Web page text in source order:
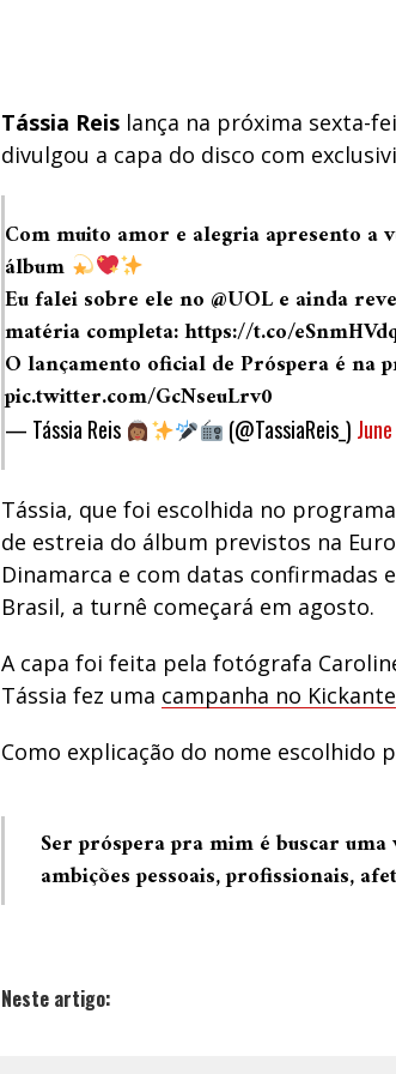
Tássia Reis lança na próxima sexta-
divulgou a capa do disco com
Com muito amor e alegria apresento a
álbum
Eu falei sobre ele no @UOLe ainda
matéria completa:https://t.co/
O lançamento oficial de Próspera é na
pic.twitter.com/GcNseuLrv0
— Tássia Reis (@TassiaReis_)
Tássia, que foi escolhida no
de estreia do álbum previstos na
Dinamarca e com datas confirmadas
Brasil, a turnê começará em agosto.
A capa foi feita pela fotógrafa
Tássia fez uma campanha no Kickante
Como explicação do nome escolhido
Ser próspera pra mim é buscar
ambições pessoais, profissionais,
Neste artigo: